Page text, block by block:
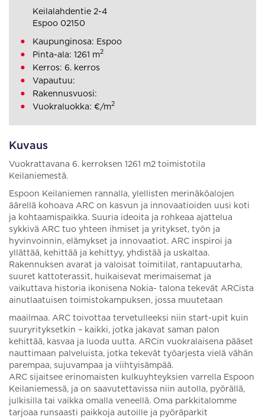
Kuvaus
Vuokrattavana 6. kerroksen 1261 m2 toimistotila
Keilaniemestä.
Espoon Keilaniemen rannalla, ylellisten merinäköalojen
äärellä kohoava ARC on kasvun ja innovaatioiden uusi koti
ja kohtaamispaikka. Suuria ideoita ja rohkeaa ajattelua
sykkivä ARC tuo yhteen ihmiset ja yritykset, työn ja
hyvinvoinnin, elämykset ja innovaatiot. ARC inspiroi ja
yllättää, kehittää ja kehittyy, yhdistää ja uskaltaa.
Rakennuksen avarat ja valoisat toimitilat, rantapuutarha,
suuret kattoterassit, huikaisevat merimaisemat ja
vaikuttava historia ikonisena Nokia- talona tekevät ARCista
ainutlaatuisen toimistokampuksen, jossa muutetaan
maailmaa. ARC toivottaa tervetulleeksi niin start-upit kuin
suuryrityksetkin – kaikki, jotka jakavat saman palon
kehittää, kasvaa ja luoda uutta. ARCin vuokralaisena pääset
nauttimaan palveluista, jotka tekevät työarjesta vielä vähän
parempaa, sujuvampaa ja viihtyisämpää.
ARC sijaitsee erinomaisten kulkuyhteyksien varrella Espoon
Keilaniemessä, ja on saavutettavissa niin autolla, pyörällä,
julkisilla tai vaikka omalla veneellä. Oma parkkitalomme
tarjoaa runsaasti paikkoja autoille ja pyöräparkit
Keilalahdentie 2-4
Espoo 02150
Kaupunginosa: Espoo
Pinta-ala: 1261 m2
Kerros: 6. kerros
Vapautuu:
Rakennusvuosi:
Vuokraluokka: €/m2